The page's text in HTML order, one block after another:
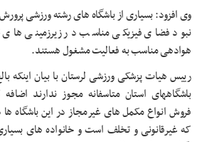
وی افزود: بسیاری از باشگاه های رشته ورزشی
نبود فضای فیزیکی مناسب در زیرزمینی های
هوادهی مناسب به فعالیت مشغول هستند.
باشگاههای استان متاسفانه مجوز ندارند
فروش انواع مکمل های غیرمجاز در این باشگاه ها
که غیرقانونی و تخلف است و خانواده های